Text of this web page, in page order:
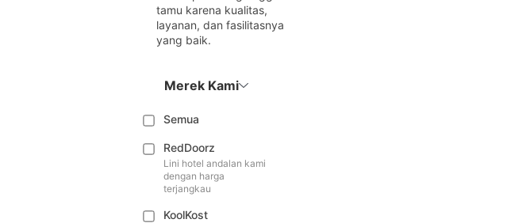
tamu karena kualitas,
layanan, dan fasilitasnya
yang baik.
Merek Kami
Semua
RedDoorz
Lini hotel andalan kami
dengan harga
terjangkau
KoolKost